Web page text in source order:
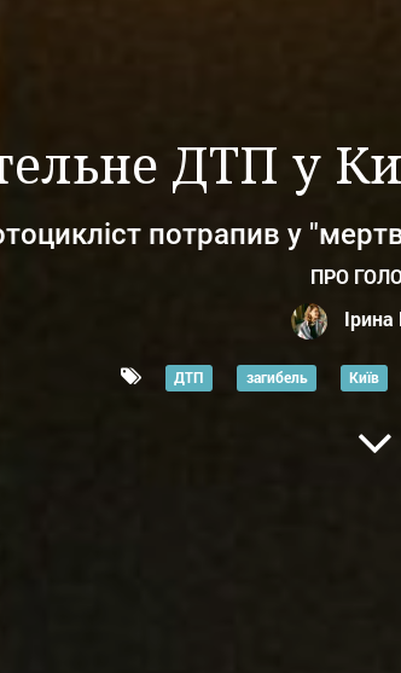
ДТП у
потрапив у
ПРО
ДТП загибель Київ